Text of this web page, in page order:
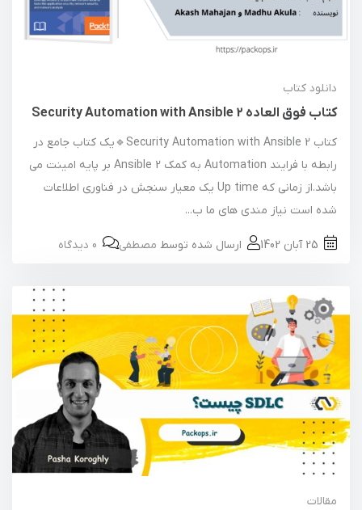
دانلود کتاب
کتاب فوق العاده Security Automation with Ansible 2
کتاب Security Automation with Ansible 2🔹یک کتاب جامع در
رابطه با فرایند Automation به کمک Ansible 2 بر پایه امینت می
باشد.از زمانی که Up time یک معیار سنجش در فناوری اطلاعات
شده است نیاز مندی های ما ب...
ارسال شده توسط مصطفی 0 دیدگاه
مقالات